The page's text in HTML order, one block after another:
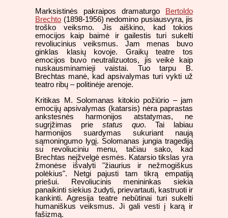
Marksistinės pakraipos dramaturgo
Bertoldo
Brechto (1898-1956) nedomino pusiausvyra, jis
troško veiksmo. Jis aiškino, kad tokios
emocijos kaip baimė ir gailestis turi sukelti
revoliucinius veiksmus. Jam menas buvo
ginklas klasių kovoje. Graikų teatre tos
emocijos buvo neutralizuotos, jis veikė kaip
nuskausminamieji vaistai. Tuo tarpu B.
Brechtas manė, kad apsivalymas turi vykti už
teatro ribų – politinėje arenoje.
Kritikas M. Solomanas kitokio požiūrio – jam
emocijų apsivalymas (katarsis) nėra paprastas
ankstesnės harmonijos atstatymas, ne
sugrįžimas prie status quo. Tai labiau
harmonijos suardymas sukuriant naują
sąmoningumo lygį. Solomanas jungia tragediją
su revoliuciniu menu, tačiau sako, kad
Brechtas neįžvelgė esmės. Katarsio tikslas yra
žmonėse išvalyti "žiaurius ir nežmogiškus
polėkius". Netgi pajusti tam tikrą empatiją
priešui. Revoliucinis menininkas siekia
panaikinti siekius žudyti, prievartauti, kastruoti ir
kankinti. Agresija teatre nebūtinai turi sukelti
humaniškus veiksmus. Ji gali vesti į karą ir
fašizmą.